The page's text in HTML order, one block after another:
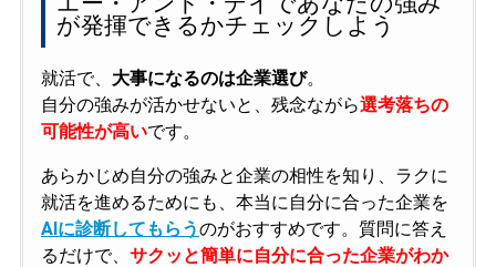
が発揮できるかチェックしよう
就活で、 大事になるのは企業選び。
自分の強みが活かせないと、残念ながら選考落ちの
可能性が高いです。
あらかじめ自分の強みと企業の相性を知り、ラクに
就活を進めるためにも、本当に自分に合った企業を
AIに診断してもらうのがおすすめです。質問に答え
るだけで、 サクッと簡単に自分に合った企業がわか